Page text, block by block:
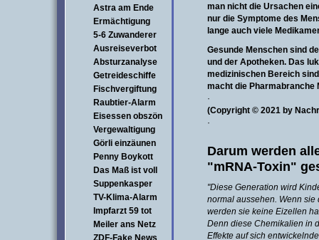
Astra am Ende
Ermächtigung
5-6 Zuwanderer
Ausreiseverbot
Absturzanalyse
Getreideschiffe
Fischvergiftung
Raubtier-Alarm
Eisessen obszön
Vergewaltigung
Görli einzäunen
Penny Boykott
Das Maß ist voll
Suppenkasper
TV-Klima-Alarm
Impfarzt 59 tot
Meiler ans Netz
ZDF-Fake News
man nicht die Ursachen
nur die Symptome des
lange auch viele
Gesunde Menschen sind
und der Apotheken. Das
medizinischen Bereich
macht die Pharmabranche
·
(Copyright © 2021 by
·
Darum werden
"mRNA-Toxin"
"Diese Generation wird
normal aussehen. Wenn
werden sie keine Eizellen
Denn diese Chemikalien in
Effekte auf sich